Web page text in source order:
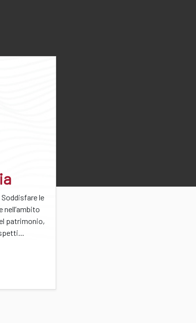
le
nell’ambito
patrimonio,